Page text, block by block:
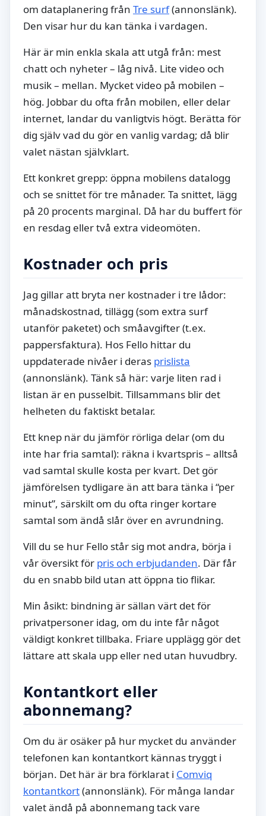
om dataplanering från Tre surf(annonslänk).
Den visar hur du kan tänka i vardagen.
Här är min enkla skala att utgå från: mest
chatt och nyheter – låg nivå. Lite video och
musik – mellan. Mycket video på mobilen –
hög. Jobbar du ofta från mobilen, eller delar
internet, landar du vanligtvis högt. Berätta för
dig själv vad du gör en vanlig vardag; då blir
valet nästan självklart.
Ett konkret grepp: öppna mobilens datalogg
och se snittet för tre månader. Ta snittet, lägg
på 20 procents marginal. Då har du buffert för
en resdag eller två extra videomöten.
Kostnader och pris
Jag gillar att bryta ner kostnader i tre lådor:
månadskostnad, tillägg (som extra surf
utanför paketet) och småavgifter (t.ex.
pappersfaktura). Hos Fello hittar du
uppdaterade nivåer i deras prislista
(annonslänk). Tänk så här: varje liten rad i
listan är en pusselbit. Tillsammans blir det
helheten du faktiskt betalar.
Ett knep när du jämför rörliga delar (om du
inte har fria samtal): räkna i kvartspris – alltså
vad samtal skulle kosta per kvart. Det gör
jämförelsen tydligare än att bara tänka i “per
minut”, särskilt om du ofta ringer kortare
samtal som ändå slår över en avrundning.
Vill du se hur Fello står sig mot andra, börja i
vår översikt för pris och erbjudanden. Där får
du en snabb bild utan att öppna tio flikar.
Min åsikt: bindning är sällan värt det för
privatpersoner idag, om du inte får något
väldigt konkret tillbaka. Friare upplägg gör det
lättare att skala upp eller ned utan huvudbry.
Kontantkort eller
abonnemang?
Om du är osäker på hur mycket du använder
telefonen kan kontantkort kännas tryggt i
början. Det här är bra förklarat i Comviq
kontantkort(annonslänk). För många landar
valet ändå på abonnemang tack vare